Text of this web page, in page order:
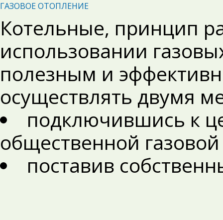
ГАЗОВОЕ ОТОПЛЕНИЕ
Котельные, принцип
использовании
полезным и
осуществлять двумя
подключившись к
общественной
поставив